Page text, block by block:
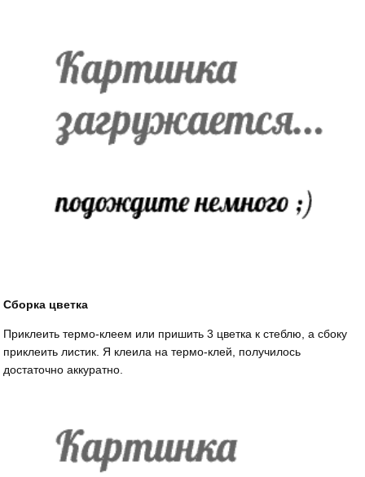
Сборка цветка
Приклеить термо-клеем или пришить 3 цветка к стеблю, а сбоку
приклеить листик. Я клеила на термо-клей, получилось
достаточно аккуратно.